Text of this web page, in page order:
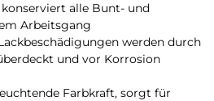
alle Bunt- und
Arbeitsgang
werden durch
und vor Korrosion
Farbkraft, sorgt für